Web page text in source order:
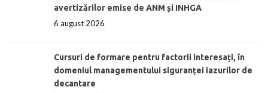
avertizărilor emise de ANM și INHGA
6 august 2026
Cursuri de formare pentru factorii interesați, în
domeniul managementului siguranței iazurilor de
decantare